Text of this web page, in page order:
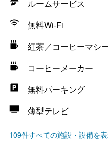
ルームサービス
無料Wi-Fi
紅茶／コーヒーマシ
コーヒーメーカー
無料パーキング
薄型テレビ
109件すべての施設・設備を